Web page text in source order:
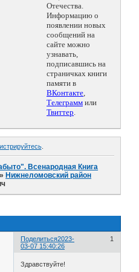
Отечества.
Информацию о
появлении новых
сообщений на
сайте можно
узнавать,
подписавшись на
страничках книги
памяти в
ВКонтакте,
Телеграмм или
Твиттер.
.
Всенародная Книга
» Нижнеломовский район
Поделиться 1
2023-
03-07 15:40:26
Здравствуйте!